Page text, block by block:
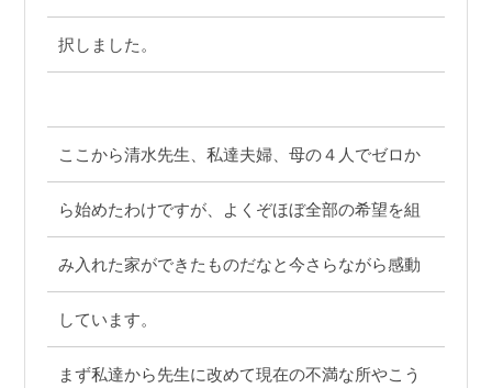
択しました。
ここから清水先生、私達夫婦、母の４人でゼロか
ら始めたわけですが、よくぞほぼ全部の希望を組
み入れた家ができたものだなと今さらながら感動
しています。
まず私達から先生に改めて現在の不満な所やこう